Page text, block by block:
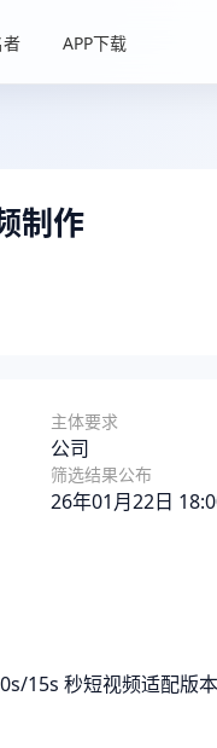
APP下载
制作
主体要求
公司
筛选结果公布
26年01月22日
15s 秒短视频适配版